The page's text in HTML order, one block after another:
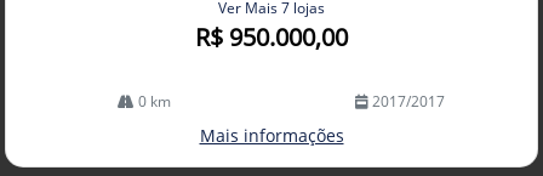
Ver Mais 7 lojas
R$ 950.000,00
0 km 2017/2017
Mais informações